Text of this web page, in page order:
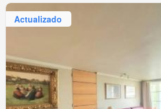
Actualizado